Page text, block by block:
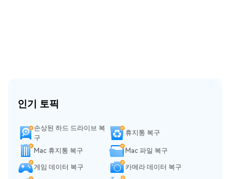
인기 토픽
손상된 하드 드라이브 복
구
휴지통 복구
Mac 휴지통 복구 Mac 파일 복구
게임 데이터 복구 카메라 데이터 복구